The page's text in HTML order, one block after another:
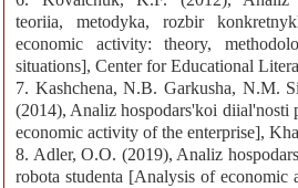
teoriia, metodyka, rozbir
economic activity: theory,
situations], Center for Educational
7. Kashchena, N.B. Garkusha, N.M.
(2014), Analiz hospodars'koi diial'nosti
economic activity of the enterprise],
8. Adler, O.O. (2019), Analiz
robota studenta [Analysis of economic